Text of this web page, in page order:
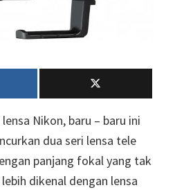
Nikon, baru – baru ini
dua seri lensa tele
panjang fokal yang tak
dikenal dengan lensa